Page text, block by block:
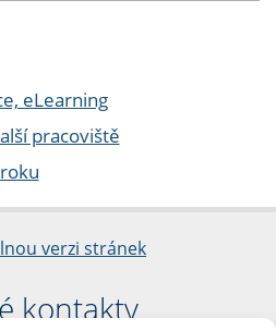
eLearning
pracoviště
verzi stránek
kontakty